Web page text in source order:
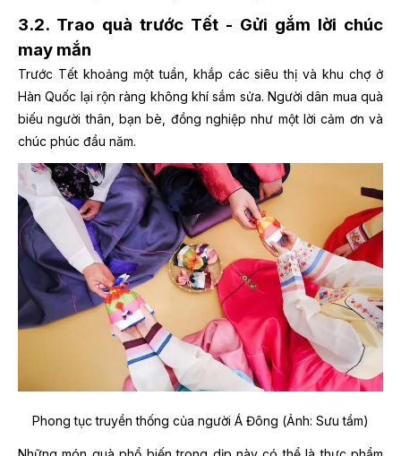
3.2. Trao quà trước Tết - Gửi gắm lời chúc
may mắn
Trước Tết khoảng một tuần, khắp các siêu thị và khu chợ ở
Hàn Quốc lại rộn ràng không khí sắm sửa. Người dân mua quà
biếu người thân, bạn bè, đồng nghiệp như một lời cảm ơn và
chúc phúc đầu năm.
Phong tục truyền thống của người Á Đông (Ảnh: Sưu tầm)